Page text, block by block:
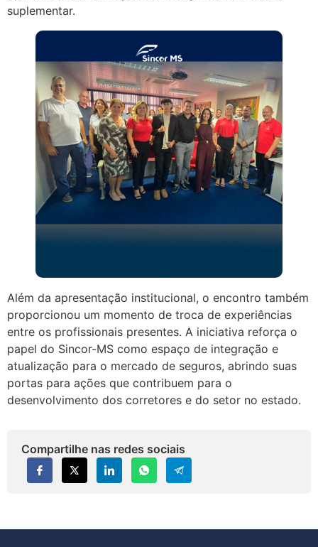
suplementar.
Além da apresentação institucional, o encontro também
proporcionou um momento de troca de experiências
entre os profissionais presentes. A iniciativa reforça o
papel do Sincor-MS como espaço de integração e
atualização para o mercado de seguros, abrindo suas
portas para ações que contribuem para o
desenvolvimento dos corretores e do setor no estado.
Compartilhe nas redes sociais